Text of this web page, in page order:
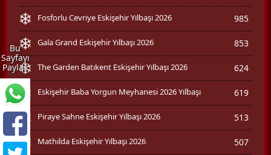
Bu
Sayfayı
Paylaş
Fosforlu Cevriye Eskişehir Yılbaşı 2026 985
Gala Grand Eskişehir Yılbaşı 2026 853
The Garden Batıkent Eskişehir Yılbaşı 2026 624
Eskişehir Baba Yorgun Meyhanesi 2026 Yılbaşı 619
Piraye Sahne Eskişehir Yılbaşı 2026 513
Mathilda Eskişehir Yılbaşı 2026 507